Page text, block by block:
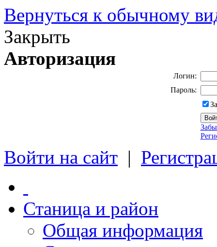
Вернуться к обычному
Закрыть
Авторизация
Логин:
Пароль:
Войти на сайт |
Станица и район
Общая информация